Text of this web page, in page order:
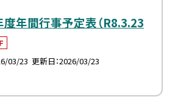
度年間行事予定表（R8.3.23
03/23 更新日 2026/03/23